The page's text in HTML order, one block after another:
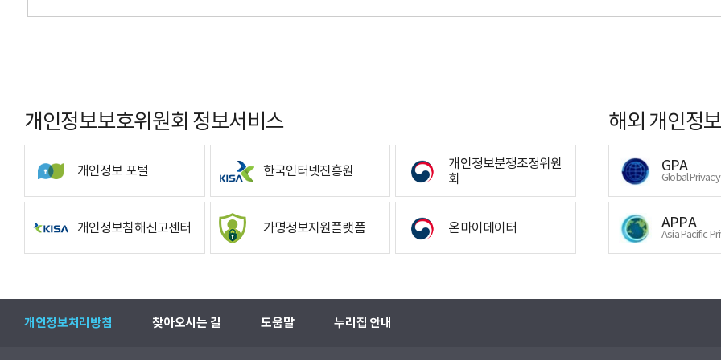
개인정보보호위원회 정보서비스
개인정보 포털 한국인터넷진흥원
개인정보분쟁조정위원
회
개인정보침해신고센터 가명정보지원플랫폼 온마이데이터
해외 개인정
GPA
Global
APPA
Asia Pacific
개인정보처리방침 찾아오시는 길 도움말 누리집 안내